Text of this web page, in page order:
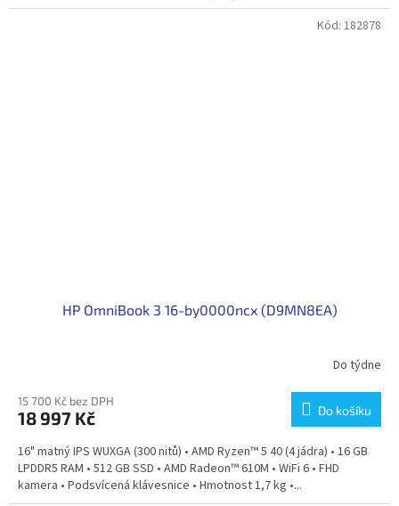
HP OmniBook 3 16-by0000ncx (D9MN8EA)
Do týdne
15 700 Kč bez DPH
18 997 Kč Do košíku
16" matný IPS WUXGA (300 nitů) • AMD Ryzen™ 5 40 (4 jádra) • 16 GB
LPDDR5 RAM • 512 GB SSD • AMD Radeon™ 610M • WiFi 6 • FHD
kamera • Podsvícená klávesnice • Hmotnost 1,7 kg •...
Kód: 182878